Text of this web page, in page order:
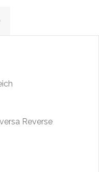
Reverse